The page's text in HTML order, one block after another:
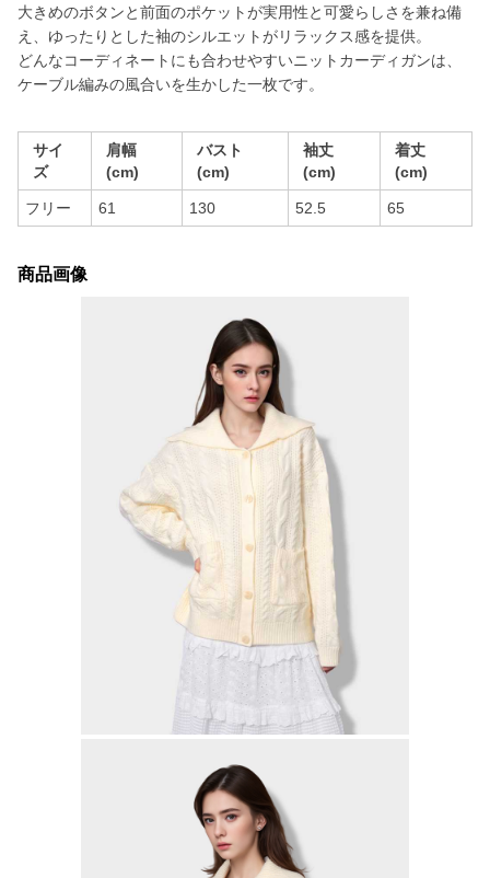
大きめのボタンと前面のポケットが実用性と可愛らしさを兼ね備
え、ゆったりとした袖のシルエットがリラックス感を提供。
どんなコーディネートにも合わせやすいニットカーディガンは、
ケーブル編みの風合いを生かした一枚です。
サイ
ズ
肩幅
(cm)
バスト
(cm)
袖丈
(cm)
着丈
(cm)
フリー 61 130 52.5 65
商品画像